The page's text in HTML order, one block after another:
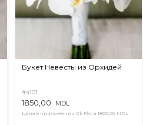
Букет Невесты из Орхидей
#4101
1850,00 MDL
Цена в приложении Ok Flora 1800,00 MDL